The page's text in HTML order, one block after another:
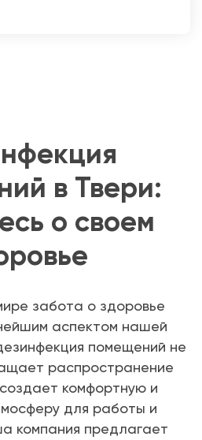
в Твери:
о своем
забота о здоровье
аспектом нашей
помещений не
распространение
комфортную и
для работы и
компания предлагает